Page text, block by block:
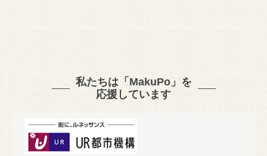
私たちは「MakuPo」を
応援しています